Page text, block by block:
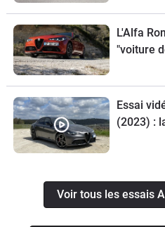
L'Alfa
"voiture
Essai
(2023) :
Voir tous les essais